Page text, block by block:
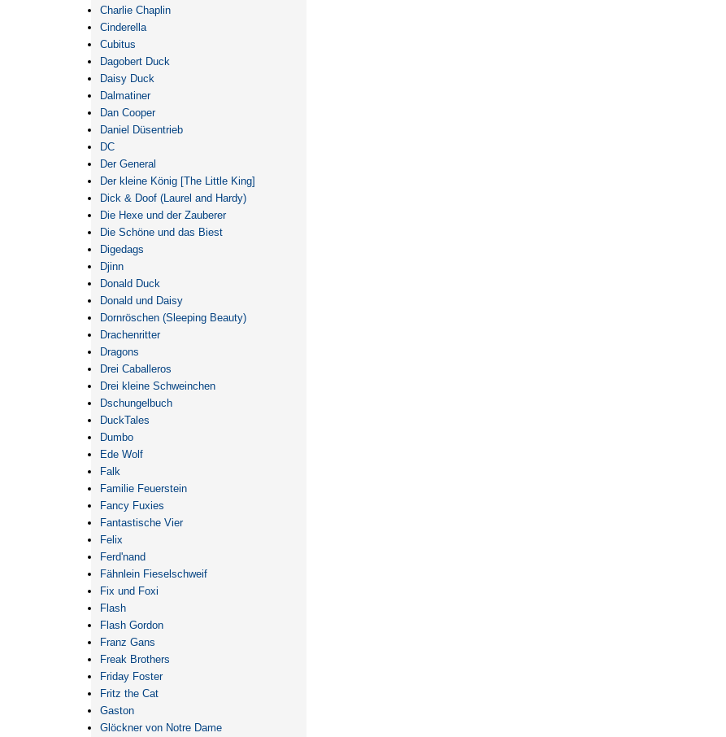
Charlie Chaplin
Cinderella
Cubitus
Dagobert Duck
Daisy Duck
Dalmatiner
Dan Cooper
Daniel Düsentrieb
DC
Der General
Der kleine König [The Little King]
Dick & Doof (Laurel and Hardy)
Die Hexe und der Zauberer
Die Schöne und das Biest
Digedags
Djinn
Donald Duck
Donald und Daisy
Dornröschen (Sleeping Beauty)
Drachenritter
Dragons
Drei Caballeros
Drei kleine Schweinchen
Dschungelbuch
DuckTales
Dumbo
Ede Wolf
Falk
Familie Feuerstein
Fancy Fuxies
Fantastische Vier
Felix
Ferd'nand
Fähnlein Fieselschweif
Fix und Foxi
Flash
Flash Gordon
Franz Gans
Freak Brothers
Friday Foster
Fritz the Cat
Gaston
Glöckner von Notre Dame